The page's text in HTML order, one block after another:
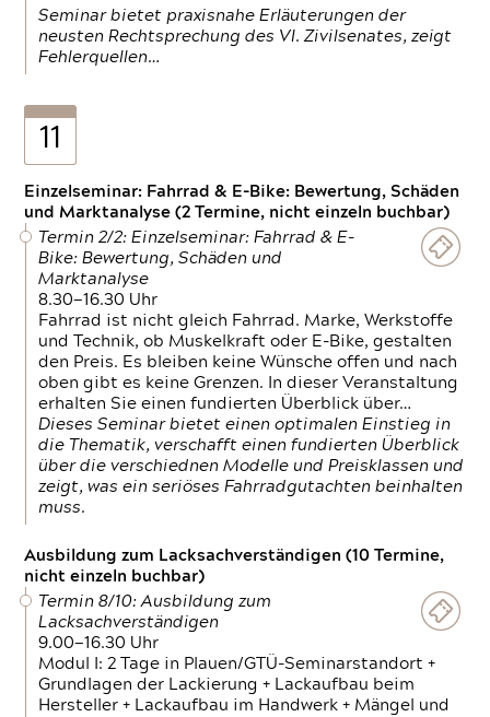
Seminar bietet praxisnahe Erläuterungen der
neusten Rechtsprechung des VI. Zivilsenates, zeigt
Fehlerquellen…
11
Einzelseminar: Fahrrad & E-Bike: Bewertung, Schäden
und Marktanalyse (2 Termine, nicht einzeln buchbar)
Termin 2/2: Einzelseminar: Fahrrad & E-
Bike: Bewertung, Schäden und
Marktanalyse
8.30—16.30 Uhr
Fahrrad ist nicht gleich Fahrrad. Marke, Werkstoffe
und Technik, ob Muskelkraft oder E-Bike, gestalten
den Preis. Es bleiben keine Wünsche offen und nach
oben gibt es keine Grenzen. In dieser Veranstaltung
erhalten Sie einen fundierten Überblick über…
Dieses Seminar bietet einen optimalen Einstieg in
die Thematik, verschafft einen fundierten Überblick
über die verschiednen Modelle und Preisklassen und
zeigt, was ein seriöses Fahrradgutachten beinhalten
muss.
Ausbildung zum Lacksachverständigen (10 Termine,
nicht einzeln buchbar)
Termin 8/10: Ausbildung zum
Lacksachverständigen
9.00—16.30 Uhr
Modul I: 2 Tage in Plauen/GTÜ-Seminarstandort +
Grundlagen der Lackierung + Lackaufbau beim
Hersteller + Lackaufbau im Handwerk + Mängel und